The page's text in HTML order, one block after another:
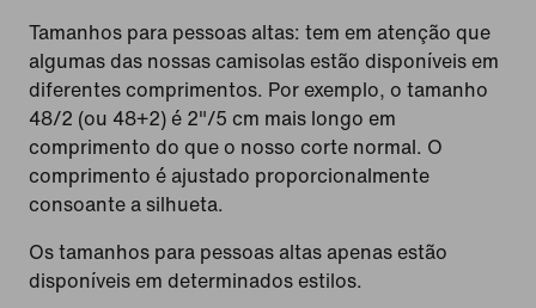
Tamanhos para pessoas altas: tem em atenção que
algumas das nossas camisolas estão disponíveis em
diferentes comprimentos. Por exemplo, o tamanho
48/2 (ou 48+2) é 2"/5 cm mais longo em
comprimento do que o nosso corte normal. O
comprimento é ajustado proporcionalmente
consoante a silhueta.
Os tamanhos para pessoas altas apenas estão
disponíveis em determinados estilos.